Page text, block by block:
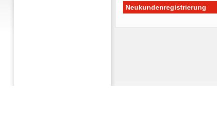
Neukundenregistrierung